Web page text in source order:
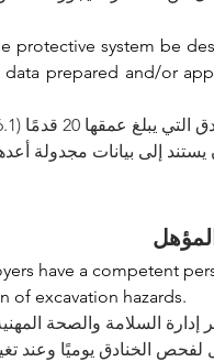
protective system be
prepared and/or
إلى بيانات مجدولة
have a competent
of excavation hazards.
الخنادق يوميًا وعند